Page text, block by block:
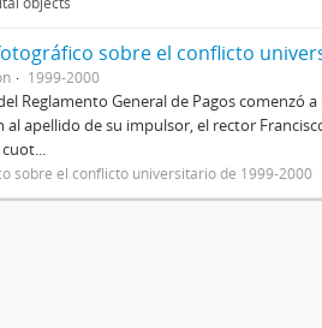
sobre el conflicto
1999-2000
Reglamento General de Pagos comenzó
al apellido de su impulsor, el rector
sobre el conflicto universitario de 1999-2000